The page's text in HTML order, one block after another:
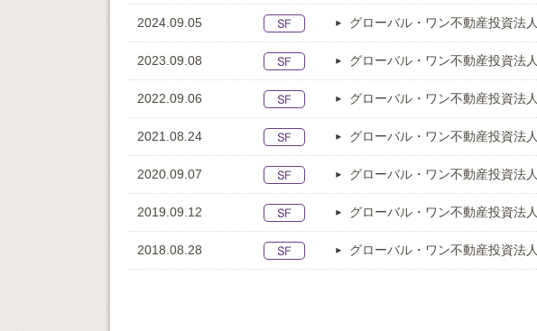
2024.09.05 グローバル・ワン不動産投資法人
2023.09.08 グローバル・ワン不動産投資法人
2022.09.06 グローバル・ワン不動産投資法人
2021.08.24 グローバル・ワン不動産投資法人
2020.09.07 グローバル・ワン不動産投資法人
2019.09.12 グローバル・ワン不動産投資法人
2018.08.28 グローバル・ワン不動産投資法人